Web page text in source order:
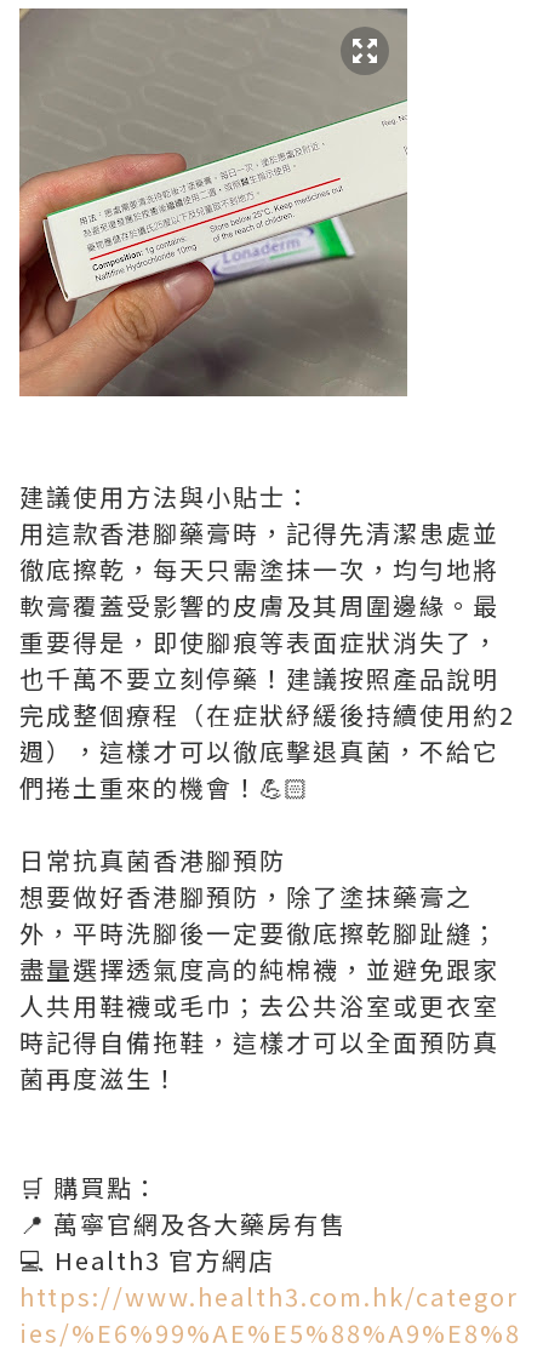
建議使用方法與小貼士：
用這款香港腳藥膏時，記得先清潔患處並
徹底擦乾，每天只需塗抹一次，均勻地將
軟膏覆蓋受影響的皮膚及其周圍邊緣。最
重要得是，即使腳痕等表面症狀消失了，
也千萬不要立刻停藥！建議按照產品說明
完成整個療程（在症狀紓緩後持續使用約2
週），這樣才可以徹底擊退真菌，不給它
們捲土重來的機會！💪🏻
日常抗真菌香港腳預防
想要做好香港腳預防，除了塗抹藥膏之
外，平時洗腳後一定要徹底擦乾腳趾縫；
盡量選擇透氣度高的純棉襪，並避免跟家
人共用鞋襪或毛巾；去公共浴室或更衣室
時記得自備拖鞋，這樣才可以全面預防真
菌再度滋生！
🛒 購買點：
📍 萬寧官網及各大藥房有售
💻 Health3 官方網店
https://www.health3.com.hk/categor
ies/%E6%99%AE%E5%88%A9%E8%8